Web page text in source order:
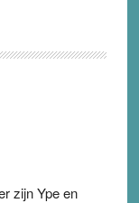
zijn Ype en